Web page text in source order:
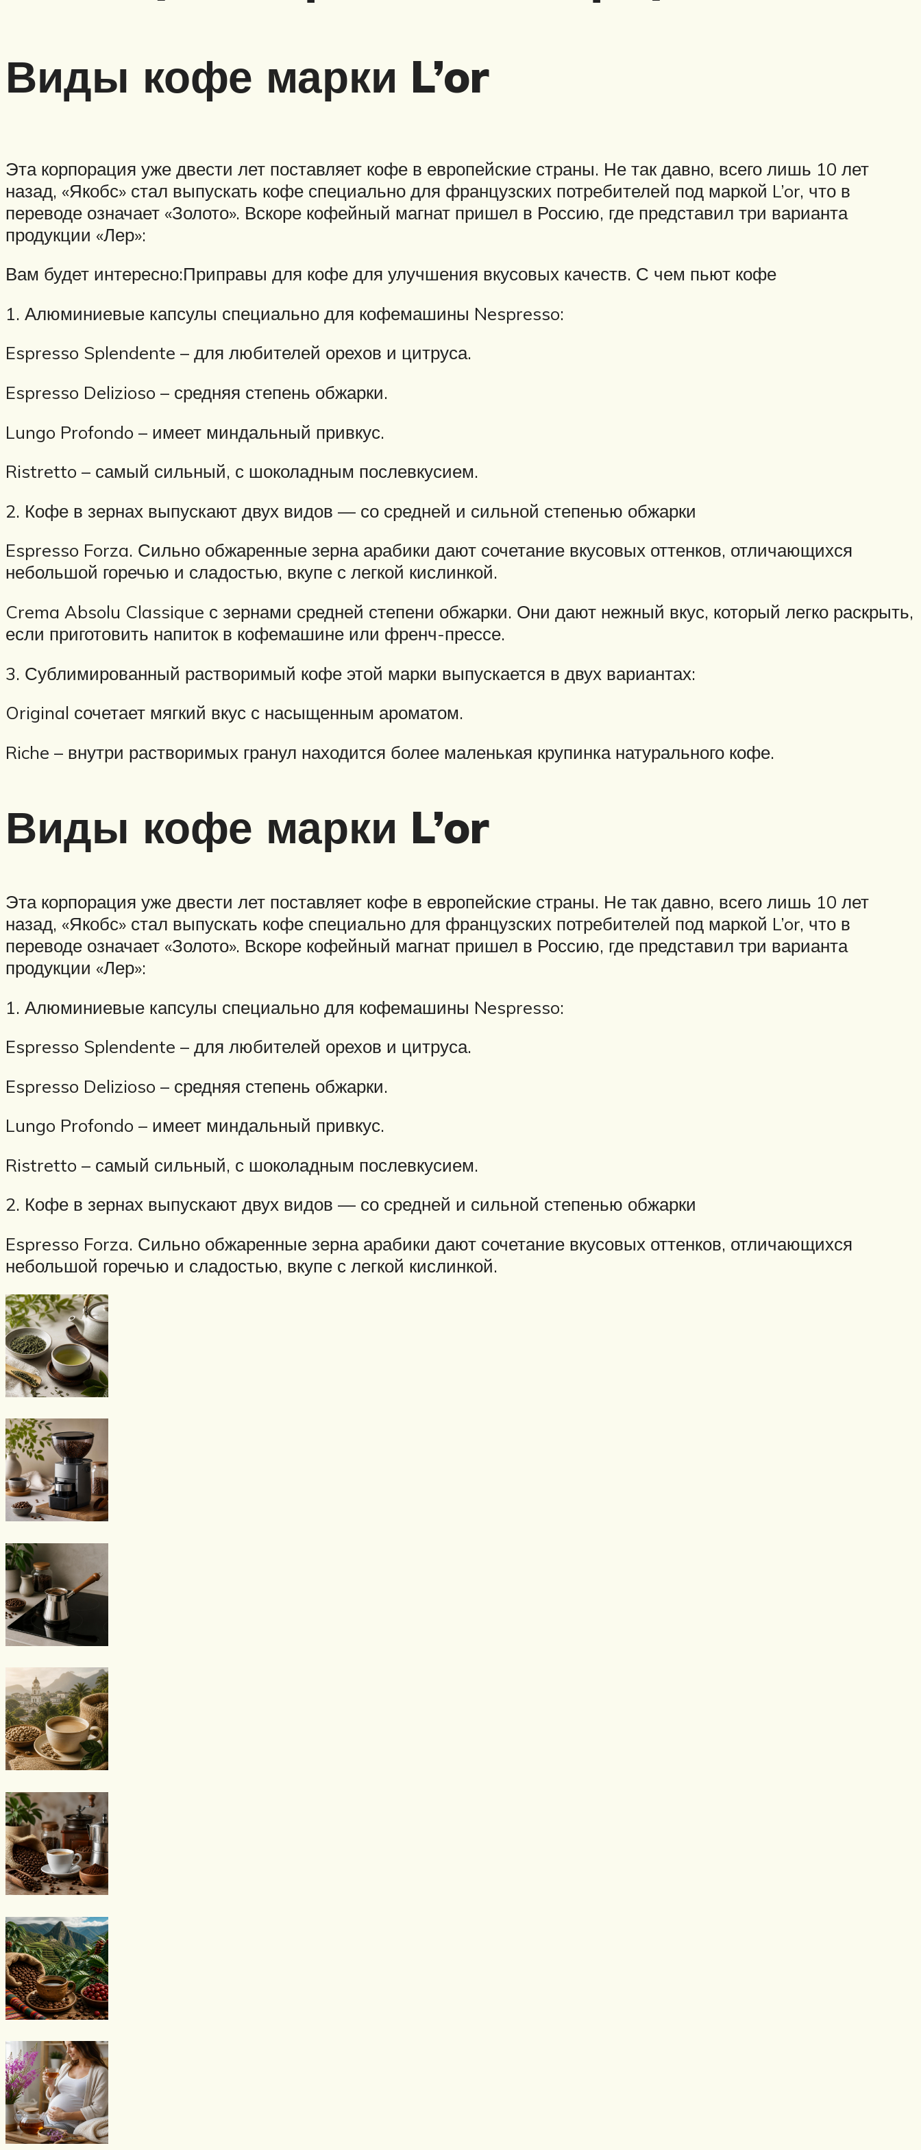
Виды кофе марки L’or
Эта корпорация уже двести лет поставляет кофе в европейские страны. Не так давно, всего лишь 10 лет
назад, «Якобс» стал выпускать кофе специально для французских потребителей под маркой L’or, что в
переводе означает «Золото». Вскоре кофейный магнат пришел в Россию, где представил три варианта
продукции «Лер»:
Вам будет интересно:Приправы для кофе для улучшения вкусовых качеств. С чем пьют кофе
1. Алюминиевые капсулы специально для кофемашины Nespresso:
Espresso Splendente – для любителей орехов и цитруса.
Espresso Delizioso – средняя степень обжарки.
Lungo Profondo – имеет миндальный привкус.
Ristretto – самый сильный, с шоколадным послевкусием.
2. Кофе в зернах выпускают двух видов — со средней и сильной степенью обжарки
Espresso Forza. Сильно обжаренные зерна арабики дают сочетание вкусовых оттенков, отличающихся
небольшой горечью и сладостью, вкупе с легкой кислинкой.
Crema Absolu Classique с зернами средней степени обжарки. Они дают нежный вкус, который легко раскрыть,
если приготовить напиток в кофемашине или френч-прессе.
3. Сублимированный растворимый кофе этой марки выпускается в двух вариантах:
Original сочетает мягкий вкус с насыщенным ароматом.
Riche – внутри растворимых гранул находится более маленькая крупинка натурального кофе.
Виды кофе марки L’or
Эта корпорация уже двести лет поставляет кофе в европейские страны. Не так давно, всего лишь 10 лет
назад, «Якобс» стал выпускать кофе специально для французских потребителей под маркой L’or, что в
переводе означает «Золото». Вскоре кофейный магнат пришел в Россию, где представил три варианта
продукции «Лер»:
1. Алюминиевые капсулы специально для кофемашины Nespresso:
Espresso Splendente – для любителей орехов и цитруса.
Espresso Delizioso – средняя степень обжарки.
Lungo Profondo – имеет миндальный привкус.
Ristretto – самый сильный, с шоколадным послевкусием.
2. Кофе в зернах выпускают двух видов — со средней и сильной степенью обжарки
Espresso Forza. Сильно обжаренные зерна арабики дают сочетание вкусовых оттенков, отличающихся
небольшой горечью и сладостью, вкупе с легкой кислинкой.